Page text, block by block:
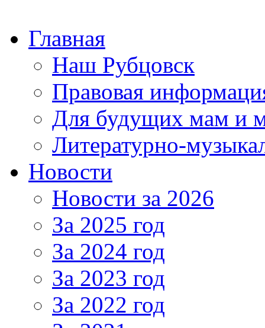
Главная
Наш Рубцовск
Правовая
Для будущих мам и
Литературно-
Новости
Новости за 2026
За 2025 год
За 2024 год
За 2023 год
За 2022 год